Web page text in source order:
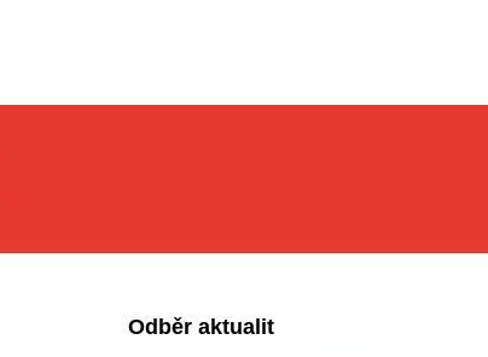
Odběr aktualit